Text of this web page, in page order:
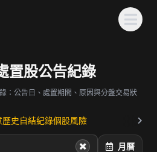
置股公告紀錄
：公告日、處置期間、原因與分盤交易狀
歷史自結紀錄個股風險
月曆